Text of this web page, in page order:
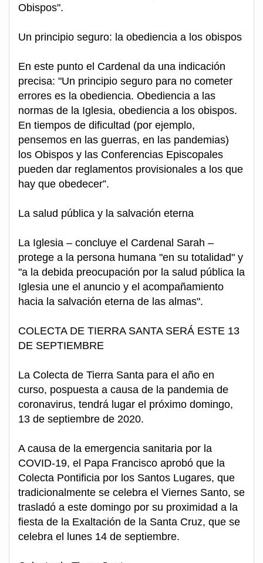
Obispos".
Un principio seguro: la obediencia a los obispos
En este punto el Cardenal da una indicación
precisa: "Un principio seguro para no cometer
errores es la obediencia. Obediencia a las
normas de la Iglesia, obediencia a los obispos.
En tiempos de dificultad (por ejemplo,
pensemos en las guerras, en las pandemias)
los Obispos y las Conferencias Episcopales
pueden dar reglamentos provisionales a los que
hay que obedecer”.
La salud pública y la salvación eterna
La Iglesia – concluye el Cardenal Sarah –
protege a la persona humana "en su totalidad" y
"a la debida preocupación por la salud pública la
Iglesia une el anuncio y el acompañamiento
hacia la salvación eterna de las almas".
COLECTA DE TIERRA SANTA SERÁ ESTE 13
DE SEPTIEMBRE
La Colecta de Tierra Santa para el año en
curso, pospuesta a causa de la pandemia de
coronavirus, tendrá lugar el próximo domingo,
13 de septiembre de 2020.
A causa de la emergencia sanitaria por la
COVID-19, el Papa Francisco aprobó que la
Colecta Pontificia por los Santos Lugares, que
tradicionalmente se celebra el Viernes Santo, se
trasladó a este domingo por su proximidad a la
fiesta de la Exaltación de la Santa Cruz, que se
celebra el lunes 14 de septiembre.